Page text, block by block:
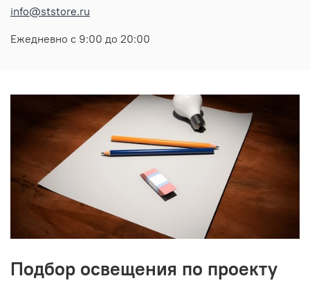
info@ststore.ru
Ежедневно с 9:00 до 20:00
Подбор освещения по проекту